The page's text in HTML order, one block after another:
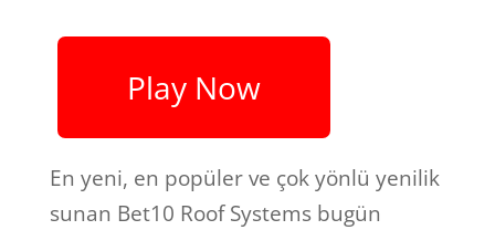
Play Now
En yeni, en popüler ve çok yönlü yenilik
sunan Bet10 Roof Systems bugün